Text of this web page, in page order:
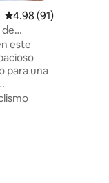
Calificación
4.98 (91)
este
para una